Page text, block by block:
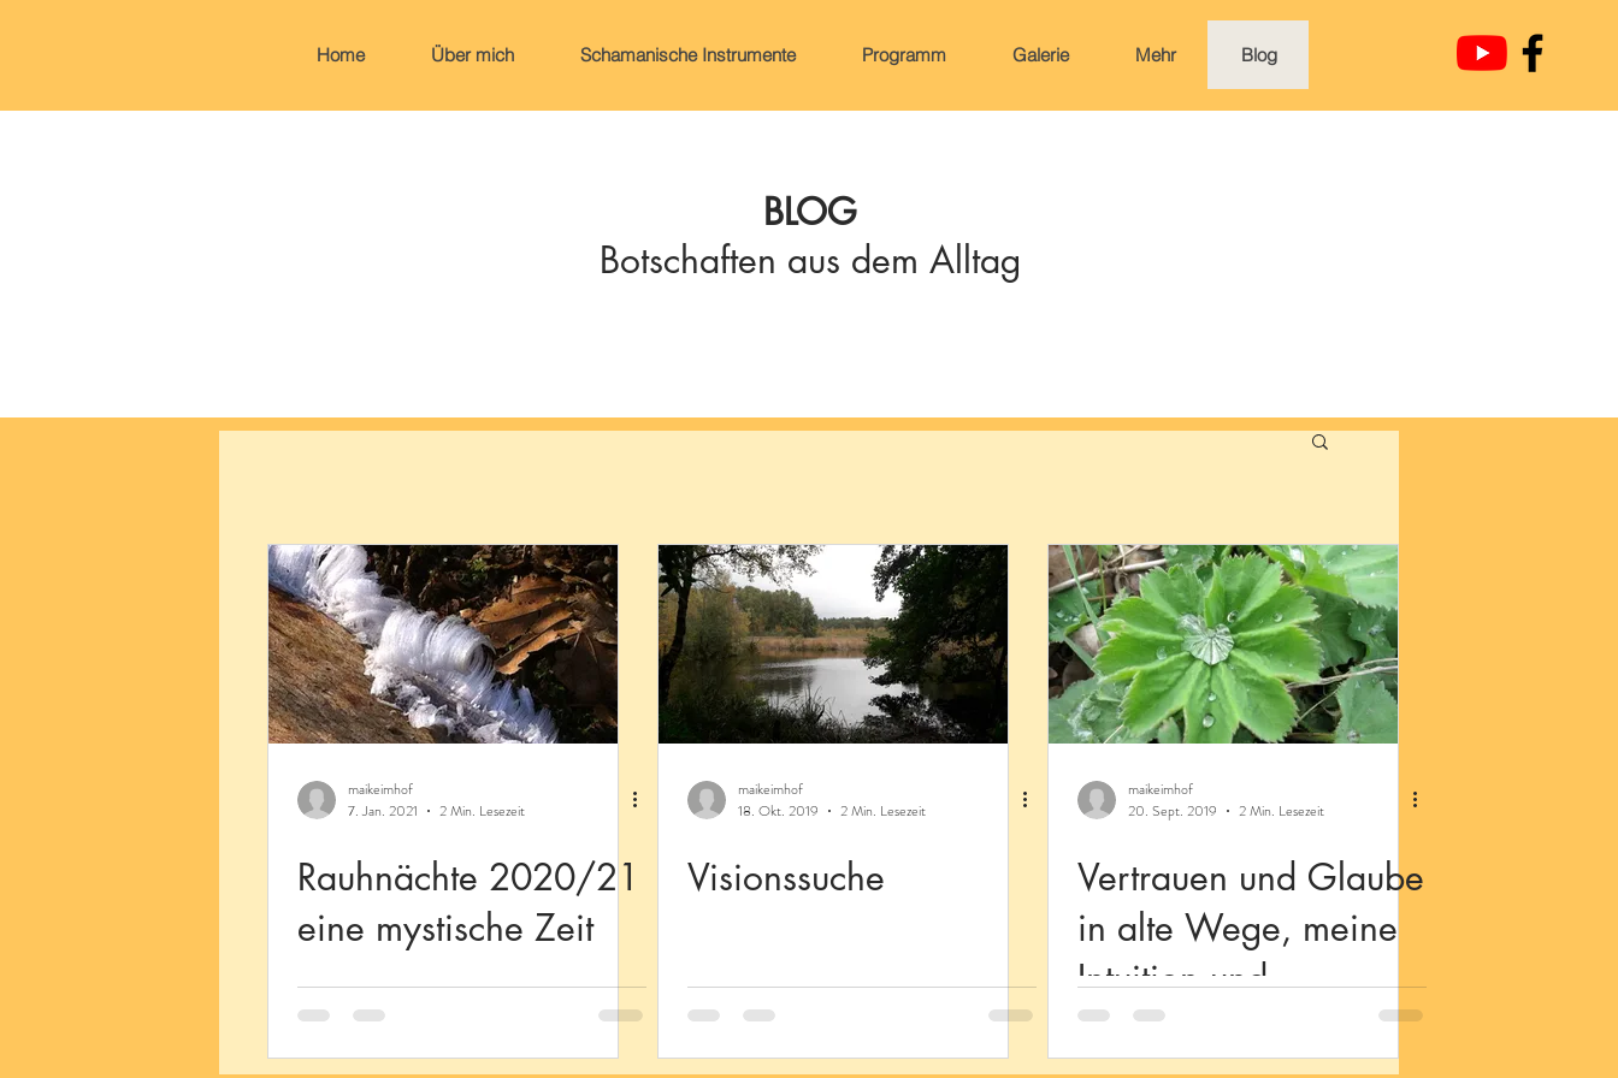
Home Über mich Schamanische Instrumente Programm Galerie Mehr Blog
BLOG
Botschaften aus dem Alltag
maikeimhof
7. Jan. 2021
2 Min. Lesezeit
Rauhnächte 2020/21
eine mystische Zeit
maikeimhof
18. Okt. 2019
2 Min. Lesezeit
Visionssuche
maikeimhof
20. Sept. 2019
2 Min. Lesezeit
Vertrauen und Glaube
in alte Wege, meine
Intuition und
Schöpferkraft